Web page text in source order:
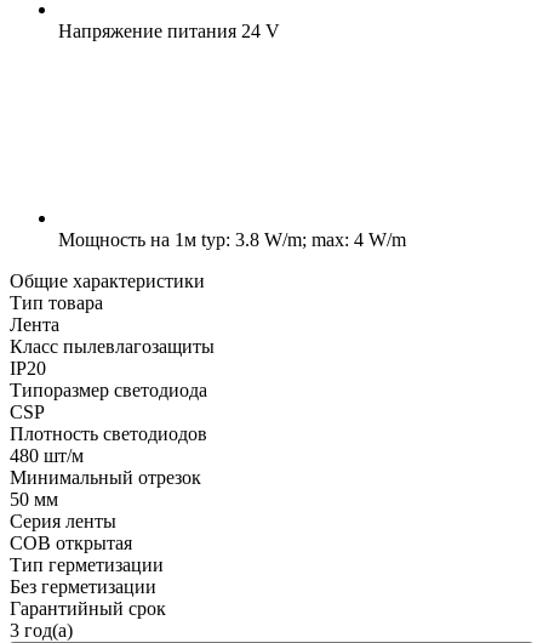
Напряжение питания 24 V
Мощность на 1м typ: 3.8 W/m; max: 4 W/m
Общие характеристики
Тип товара
Лента
Класс пылевлагозащиты
IP20
Типоразмер светодиода
CSP
Плотность светодиодов
480 шт/м
Минимальный отрезок
50 мм
Серия ленты
COB открытая
Тип герметизации
Без герметизации
Гарантийный срок
3 год(а)